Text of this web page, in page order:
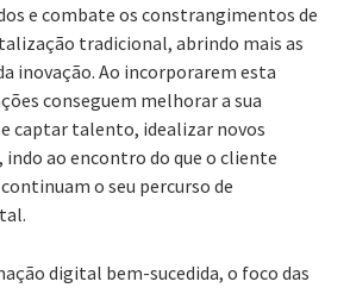
e combate os constrangimentos de
tradicional, abrindo mais as
inovação. Ao incorporarem esta
conseguem melhorar a sua
captar talento, idealizar novos
indo ao encontro do que o cliente
o seu percurso de
digital bem-sucedida, o foco das